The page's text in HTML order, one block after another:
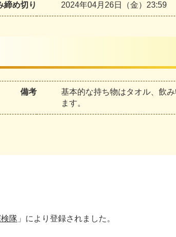
締め切り 2024年04月26日（金）23:59
備考
基本的な持ち物はタオル、飲
ます。
隊 」により登録されました。